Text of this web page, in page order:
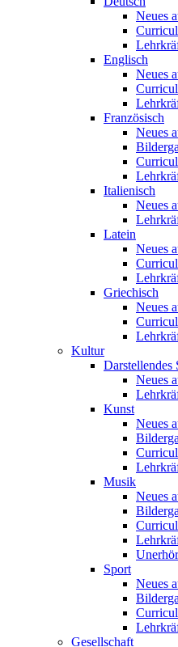
Neues
Englisch
Neues
Französisch
Neues
Italienisch
Neues
Latein
Neues
Griechisch
Neues
Kultur
Darstellendes
Neues
Kunst
Neues
Musik
Neues
Sport
Neues
Gesellschaft